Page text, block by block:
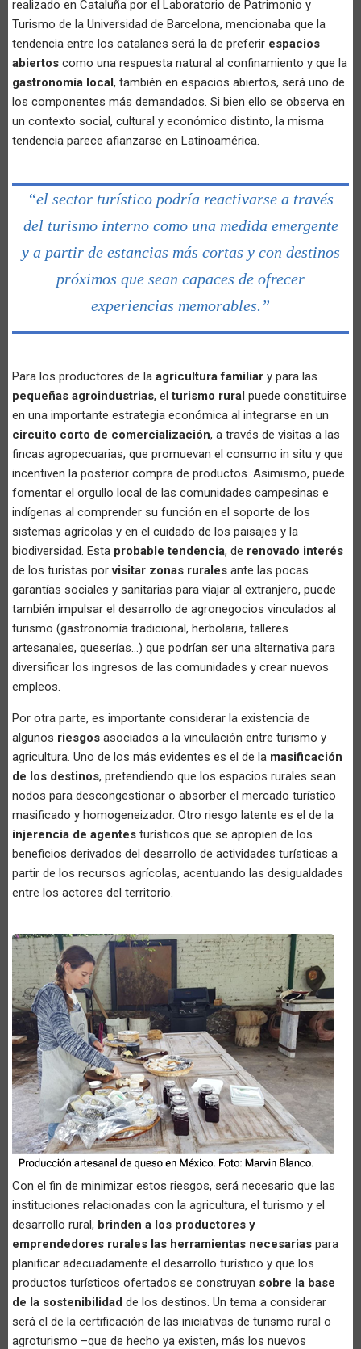
realizado en Cataluña por el Laboratorio de Patrimonio y
Turismo de la Universidad de Barcelona, mencionaba que la
tendencia entre los catalanes será la de preferir espacios
abiertos como una respuesta natural al confinamiento y que la
gastronomía local, también en espacios abiertos, será uno de
los componentes más demandados. Si bien ello se observa en
un contexto social, cultural y económico distinto, la misma
tendencia parece afianzarse en Latinoamérica.
“el sector turístico podría reactivarse a través
del turismo interno como una medida emergente
y a partir de estancias más cortas y con destinos
próximos que sean capaces de ofrecer
experiencias memorables.”
Para los productores de la agricultura familiar y para las
pequeñas agroindustrias, elturismo rural puede constituirse
en una importante estrategia económica al integrarse en un
circuito corto de comercialización, a través de visitas a las
fincas agropecuarias, que promuevan el consumo in situ y que
incentiven la posterior compra de productos. Asimismo, puede
fomentar el orgullo local de las comunidades campesinas e
indígenas al comprender su función en el soporte de los
sistemas agrícolas y en el cuidado de los paisajes y la
biodiversidad. Esta probable tendencia, de renovado interés
de los turistas porvisitar zonas rurales ante las pocas
garantías sociales y sanitarias para viajar al extranjero, puede
también impulsar el desarrollo de agronegocios vinculados al
turismo (gastronomía tradicional, herbolaria, talleres
artesanales, queserías…) que podrían ser una alternativa para
diversificar los ingresos de las comunidades y crear nuevos
empleos.
Por otra parte, es importante considerar la existencia de
algunos riesgos asociados a la vinculación entre turismo y
agricultura. Uno de los más evidentes es el de la masificación
de los destinos, pretendiendo que los espacios rurales sean
nodos para descongestionar o absorber el mercado turístico
masificado y homogeneizador. Otro riesgo latente es el de la
injerencia de agentes turísticos que se apropien de los
beneficios derivados del desarrollo de actividades turísticas a
partir de los recursos agrícolas, acentuando las desigualdades
entre los actores del territorio.
Con el fin de minimizar estos riesgos, será necesario que las
instituciones relacionadas con la agricultura, el turismo y el
desarrollo rural, brinden a los productores y
emprendedores rurales las herramientas necesarias para
planificar adecuadamente el desarrollo turístico y que los
productos turísticos ofertados se construyan sobre la base
de la sostenibilidad de los destinos. Un tema a considerar
será el de la certificación de las iniciativas de turismo rural o
agroturismo –que de hecho ya existen, más los nuevos